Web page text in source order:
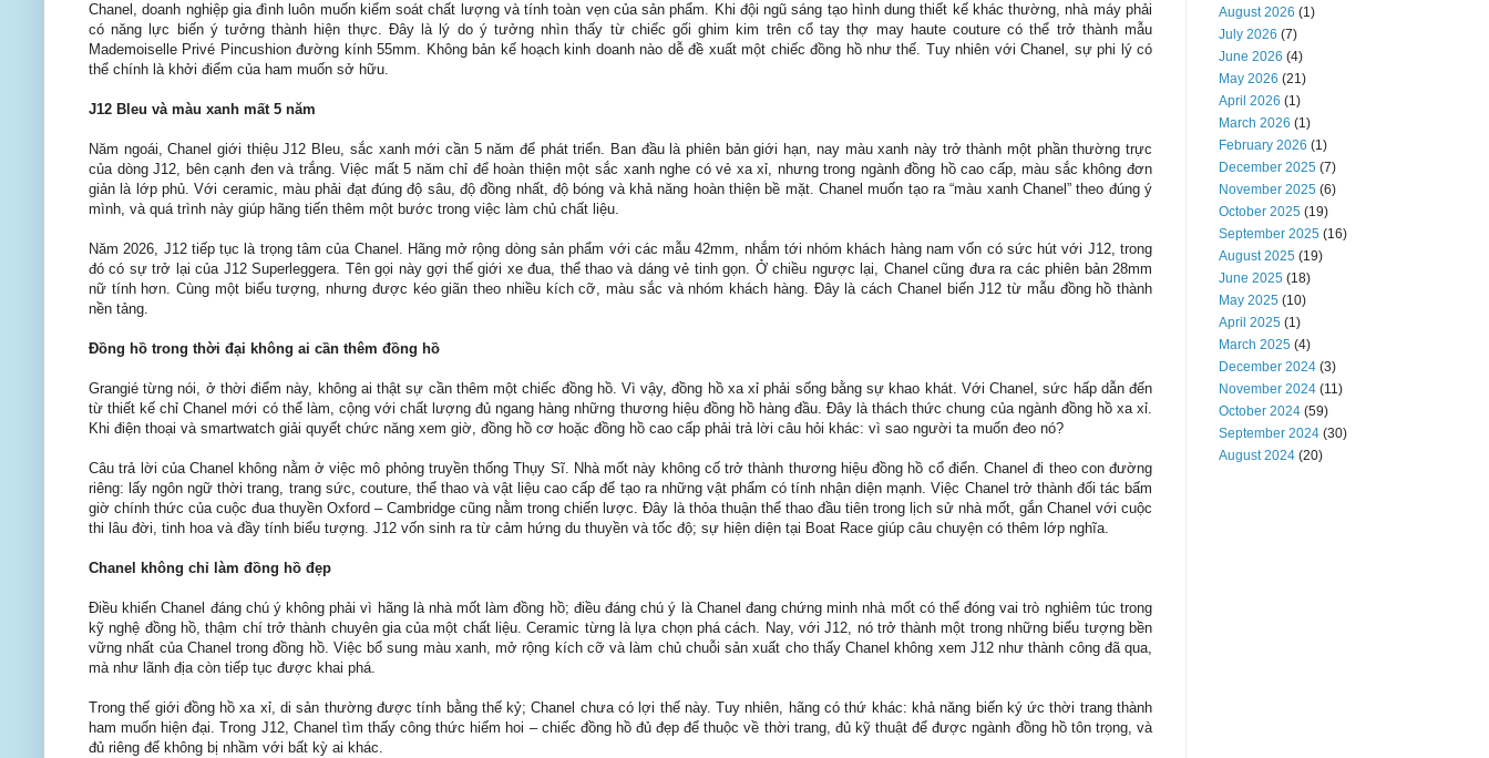
Chanel, doanh nghiệp gia đình luôn muốn kiểm soát chất lượng và tính toàn vẹn của sản phẩm. Khi đội ngũ sáng tạo hình dung thiết kế khác thường, nhà máy phải
có năng lực biến ý tưởng thành hiện thực. Đây là lý do ý tưởng nhìn thấy từ chiếc gối ghim kim trên cổ tay thợ may haute couture có thể trở thành mẫu
Mademoiselle Privé Pincushion đường kính 55mm. Không bản kế hoạch kinh doanh nào dễ đề xuất một chiếc đồng hồ như thế. Tuy nhiên với Chanel, sự phi lý có
thể chính là khởi điểm của ham muốn sở hữu.
J12 Bleu và màu xanh mất 5 năm
Năm ngoái, Chanel giới thiệu J12 Bleu, sắc xanh mới cần 5 năm để phát triển. Ban đầu là phiên bản giới hạn, nay màu xanh này trở thành một phần thường trực
của dòng J12, bên cạnh đen và trắng. Việc mất 5 năm chỉ để hoàn thiện một sắc xanh nghe có vẻ xa xỉ, nhưng trong ngành đồng hồ cao cấp, màu sắc không đơn
giản là lớp phủ. Với ceramic, màu phải đạt đúng độ sâu, độ đồng nhất, độ bóng và khả năng hoàn thiện bề mặt. Chanel muốn tạo ra “màu xanh Chanel” theo đúng ý
mình, và quá trình này giúp hãng tiến thêm một bước trong việc làm chủ chất liệu.
Năm 2026, J12 tiếp tục là trọng tâm của Chanel. Hãng mở rộng dòng sản phẩm với các mẫu 42mm, nhắm tới nhóm khách hàng nam vốn có sức hút với J12, trong
đó có sự trở lại của J12 Superleggera. Tên gọi này gợi thế giới xe đua, thể thao và dáng vẻ tinh gọn. Ở chiều ngược lại, Chanel cũng đưa ra các phiên bản 28mm
nữ tính hơn. Cùng một biểu tượng, nhưng được kéo giãn theo nhiều kích cỡ, màu sắc và nhóm khách hàng. Đây là cách Chanel biến J12 từ mẫu đồng hồ thành
nền tảng.
Đồng hồ trong thời đại không ai cần thêm đồng hồ
Grangié từng nói, ở thời điểm này, không ai thật sự cần thêm một chiếc đồng hồ. Vì vậy, đồng hồ xa xỉ phải sống bằng sự khao khát. Với Chanel, sức hấp dẫn đến
từ thiết kế chỉ Chanel mới có thể làm, cộng với chất lượng đủ ngang hàng những thương hiệu đồng hồ hàng đầu. Đây là thách thức chung của ngành đồng hồ xa xỉ.
Khi điện thoại và smartwatch giải quyết chức năng xem giờ, đồng hồ cơ hoặc đồng hồ cao cấp phải trả lời câu hỏi khác: vì sao người ta muốn đeo nó?
Câu trả lời của Chanel không nằm ở việc mô phỏng truyền thống Thụy Sĩ. Nhà mốt này không cố trở thành thương hiệu đồng hồ cổ điển. Chanel đi theo con đường
riêng: lấy ngôn ngữ thời trang, trang sức, couture, thể thao và vật liệu cao cấp để tạo ra những vật phẩm có tính nhận diện mạnh.Việc Chanel trở thành đối tác bấm
giờ chính thức của cuộc đua thuyền Oxford – Cambridge cũng nằm trong chiến lược. Đây là thỏa thuận thể thao đầu tiên trong lịch sử nhà mốt, gắn Chanel với cuộc
thi lâu đời, tinh hoa và đầy tính biểu tượng. J12 vốn sinh ra từ cảm hứng du thuyền và tốc độ; sự hiện diện tại Boat Race giúp câu chuyện có thêm lớp nghĩa.
Chanel không chỉ làm đồng hồ đẹp
Điều khiến Chanel đáng chú ý không phải vì hãng là nhà mốt làm đồng hồ; điều đáng chú ý là Chanel đang chứng minh nhà mốt có thể đóng vai trò nghiêm túc trong
kỹ nghệ đồng hồ, thậm chí trở thành chuyên gia của một chất liệu. Ceramic từng là lựa chọn phá cách. Nay, với J12, nó trở thành một trong những biểu tượng bền
vững nhất của Chanel trong đồng hồ. Việc bổ sung màu xanh, mở rộng kích cỡ và làm chủ chuỗi sản xuất cho thấy Chanel không xem J12 như thành công đã qua,
mà như lãnh địa còn tiếp tục được khai phá.
Trong thế giới đồng hồ xa xỉ, di sản thường được tính bằng thế kỷ; Chanel chưa có lợi thế này. Tuy nhiên, hãng có thứ khác: khả năng biến ký ức thời trang thành
ham muốn hiện đại. Trong J12, Chanel tìm thấy công thức hiếm hoi – chiếc đồng hồ đủ đẹp để thuộc về thời trang, đủ kỹ thuật để được ngành đồng hồ tôn trọng, và
đủ riêng để không bị nhầm với bất kỳ ai khác.
August 2026 (1)
July 2026 (7)
June 2026 (4)
May 2026 (21)
April 2026 (1)
March 2026 (1)
February 2026 (1)
December 2025 (7)
November 2025 (6)
October 2025 (19)
September 2025 (16)
August 2025 (19)
June 2025 (18)
May 2025 (10)
April 2025 (1)
March 2025 (4)
December 2024 (3)
November 2024 (11)
October 2024 (59)
September 2024 (30)
August 2024 (20)